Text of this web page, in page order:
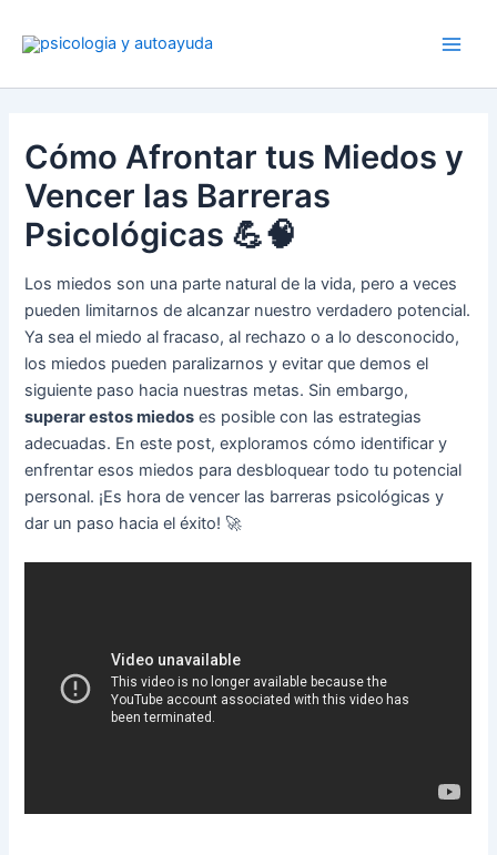
Cómo Afrontar tus Miedos y
Vencer las Barreras
Psicológicas 💪🧠
Los miedos son una parte natural de la vida, pero a veces
pueden limitarnos de alcanzar nuestro verdadero potencial.
Ya sea el miedo al fracaso, al rechazo o a lo desconocido,
los miedos pueden paralizarnos y evitar que demos el
siguiente paso hacia nuestras metas. Sin embargo,
superar estos miedos es posible con las estrategias
adecuadas. En este post, exploramos cómo identificar y
enfrentar esos miedos para desbloquear todo tu potencial
personal. ¡Es hora de vencer las barreras psicológicas y
dar un paso hacia el éxito! 🚀